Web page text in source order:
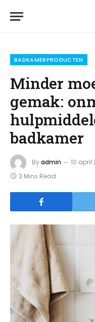
BADKAMERPRODUCTEN
Minder
gemak:
badkamer
Byadmin 10 april
3 Mins Read